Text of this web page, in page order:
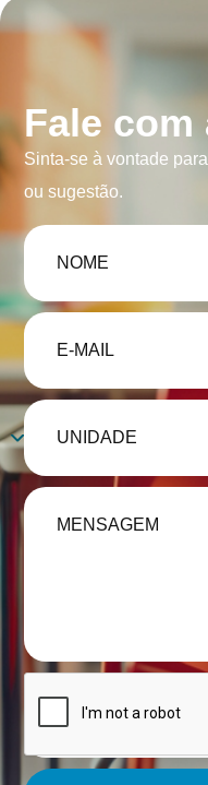
Fale com
Sinta-se à vontade
ou sugestão.